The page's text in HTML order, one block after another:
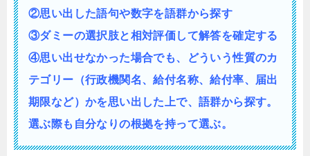
②思い出した語句や数字を語群から探す
③ダミーの選択肢と相対評価して解答を確定する
④思い出せなかった場合でも、どういう性質のカ
テゴリー（行政機関名、給付名称、給付率、届出
期限など）かを思い出した上で、語群から探す。
選ぶ際も自分なりの根拠を持って選ぶ。